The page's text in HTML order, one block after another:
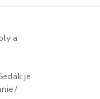
a
je
/